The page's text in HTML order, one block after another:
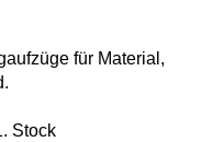
für Material,
Stock